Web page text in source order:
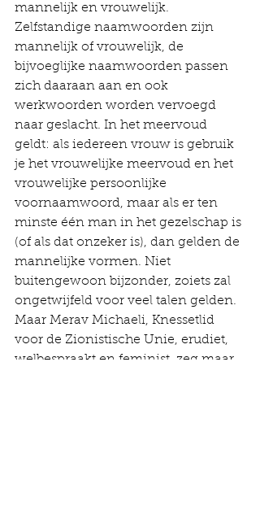
mannelijk en vrouwelijk.
Zelfstandige naamwoorden zijn
mannelijk of vrouwelijk, de
bijvoeglijke naamwoorden passen
zich daaraan aan en ook
werkwoorden worden vervoegd
naar geslacht. In het meervoud
geldt: als iedereen vrouw is gebruik
je het vrouwelijke meervoud en het
vrouwelijke persoonlijke
voornaamwoord, maar als er ten
minste één man in het gezelschap is
(of als dat onzeker is), dan gelden de
mannelijke vormen. Niet
buitengewoon bijzonder, zoiets zal
ongetwijfeld voor veel talen gelden.
Maar Merav Michaeli, Knessetlid
voor de Zionistische Unie, erudiet,
welbespraakt en feminist, zeg maar